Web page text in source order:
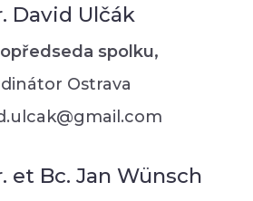
David Ulčák
spolku,
Ostrava
et Bc. Jan Wünsch